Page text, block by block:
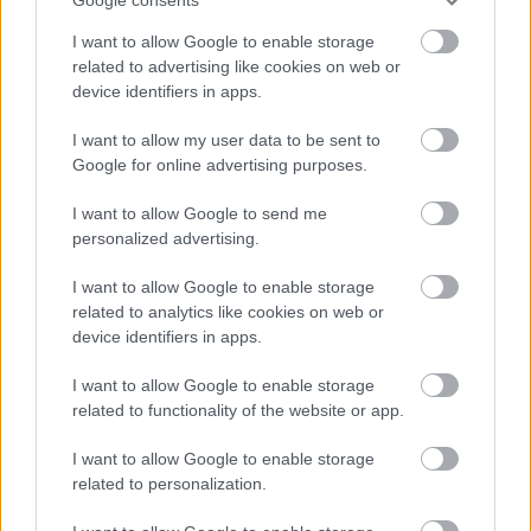
I want to allow Google to enable storage
related to advertising like cookies on web or
device identifiers in apps.
I want to allow my user data to be sent to
Google for online advertising purposes.
I want to allow Google to send me
personalized advertising.
I want to allow Google to enable storage
related to analytics like cookies on web or
device identifiers in apps.
I want to allow Google to enable storage
related to functionality of the website or app.
I want to allow Google to enable storage
related to personalization.
Krosno > Klasa A, gr. II - sytuacja w tabeli
Przed meczami 8. kolejki - Krosno > Klasa A, gr. II gospodarze (Beskid
Posada Górna) zajmują9. miejsce
Poniżej znajdziesz także ostatnie mecze obu drużyn oraz statystyki
bramkowe.
Beskid Posada Górna vs. Wisłok Krościenko Wyżne - relacja, wynik
na żywo, transmisja
Wynik meczu Beskid Posada Górna - Wisłok Krościenko Wyżne znajdziesz
na naszej stronie zaraz po jego zakończeniu. Jeżeli szukasz informacji
meczowych, zajrzyj tutaj:Beskid Posada Górna vs. Wisłok Krościenko
Wyżne - wynik, składy, strzelcy
Jeżeli w internecie lub TV dostępna jest
Beskid Posada Górna vs. Wisłok Krościenko Wyżnealbo innych
spotkań Krosno > Klasa A, gr. II na pewno znajdziesz takie informacje na
naszym portalu. Możliwe jednak, że nigdzie nie pojawi się stream online z